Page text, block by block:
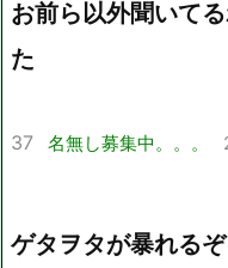
お前ら以外聞いて
た
37 名無し募集中。。。
ゲタヲタが暴れるぞ